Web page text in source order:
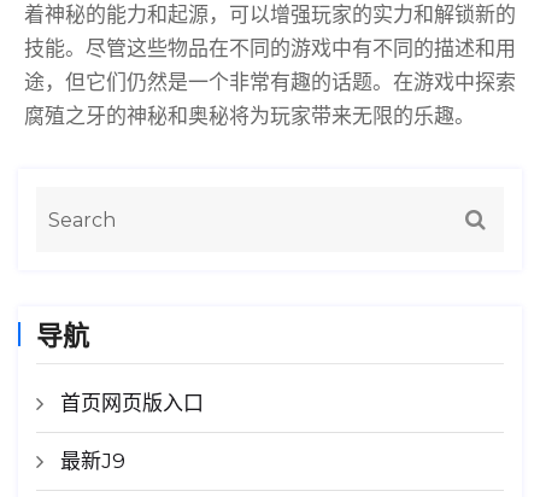
着神秘的能力和起源，可以增强玩家的实力和解锁新的
技能。尽管这些物品在不同的游戏中有不同的描述和用
途，但它们仍然是一个非常有趣的话题。在游戏中探索
腐殖之牙的神秘和奥秘将为玩家带来无限的乐趣。
导航
首页网页版入口
最新J9